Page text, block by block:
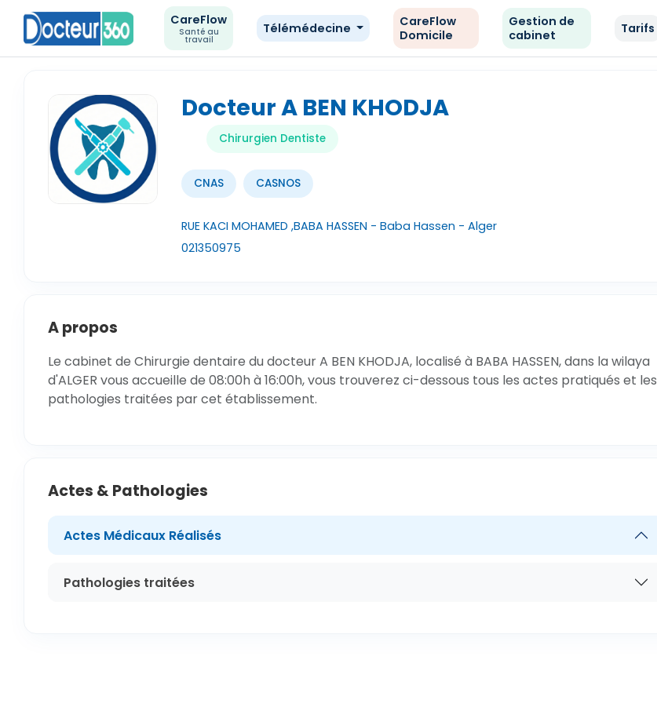
CareFlow
Santé au
travail
Télémédecine
CareFlow
Domicile
Gestion de
cabinet
Tarifs
Docteur A BEN KHODJA
Chirurgien Dentiste
CNAS CASNOS
RUE KACI MOHAMED ,BABA HASSEN - Baba Hassen - Alger
021350975
A propos
Le cabinet de Chirurgie dentaire du docteur A BEN KHODJA, localisé à BABA HASSEN, dans la wilaya
d'ALGER vous accueille de 08:00h à 16:00h, vous trouverez ci-dessous tous les actes pratiqués et les
pathologies traitées par cet établissement.
Actes & Pathologies
Actes Médicaux Réalisés
Pathologies traitées